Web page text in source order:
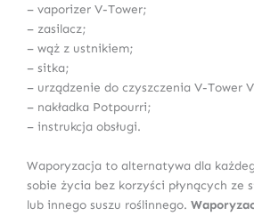
– vaporizer V-Tower;
– zasilacz;
– wąż z ustnikiem;
– sitka;
– urządzenie do czyszczenia V-Tower
– nakładka Potpourri;
– instrukcja obsługi.
Waporyzacja to alternatywa dla
sobie życia bez korzyści płynących ze
lub innego suszu roślinnego.